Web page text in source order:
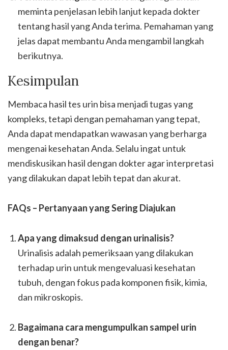
meminta penjelasan lebih lanjut kepada dokter
tentang hasil yang Anda terima. Pemahaman yang
jelas dapat membantu Anda mengambil langkah
berikutnya.
Kesimpulan
Membaca hasil tes urin bisa menjadi tugas yang
kompleks, tetapi dengan pemahaman yang tepat,
Anda dapat mendapatkan wawasan yang berharga
mengenai kesehatan Anda. Selalu ingat untuk
mendiskusikan hasil dengan dokter agar interpretasi
yang dilakukan dapat lebih tepat dan akurat.
FAQs – Pertanyaan yang Sering Diajukan
Apa yang dimaksud dengan urinalisis?
Urinalisis adalah pemeriksaan yang dilakukan
terhadap urin untuk mengevaluasi kesehatan
tubuh, dengan fokus pada komponen fisik, kimia,
dan mikroskopis.
Bagaimana cara mengumpulkan sampel urin
dengan benar?